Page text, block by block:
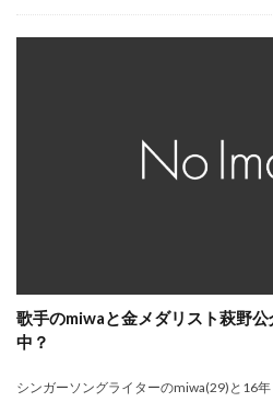
歌手のmiwaと金メダリスト萩野
中？
シンガーソングライターのmiwa(29)と16